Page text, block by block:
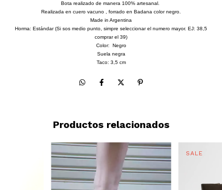
Bota realizado de manera 100% artesanal.
Realizada en cuero vacuno , forrado en Badana color negro.
Made in Argentina
Horma: Estándar (Si sos medio punto, simpre seleccionar el numero mayor. EJ: 38,5
comprar el 39)
Color: Negro
Suela negra
Taco: 3,5 cm
Productos relacionados